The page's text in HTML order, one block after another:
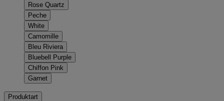
Rose Quartz
Peche
White
Camomille
Bleu Riviera
Bluebell Purple
Chiffon Pink
Garnet
Produktart